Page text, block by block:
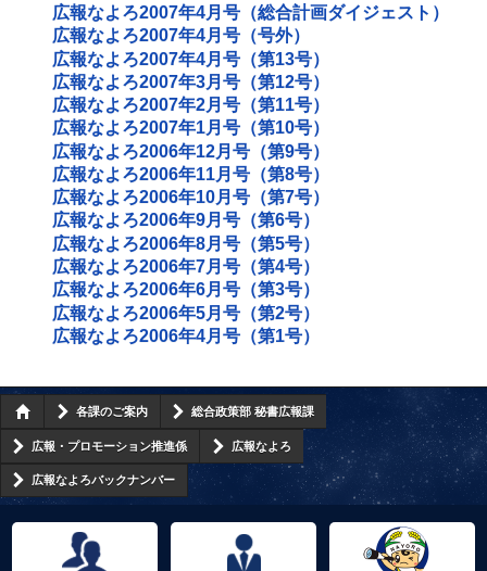
広報なよろ2007年4月号（総合計画ダイジェスト）
広報なよろ2007年4月号（号外）
広報なよろ2007年4月号（第13号）
広報なよろ2007年3月号（第12号）
広報なよろ2007年2月号（第11号）
広報なよろ2007年1月号（第10号）
広報なよろ2006年12月号（第9号）
広報なよろ2006年11月号（第8号）
広報なよろ2006年10月号（第7号）
広報なよろ2006年9月号（第6号）
広報なよろ2006年8月号（第5号）
広報なよろ2006年7月号（第4号）
広報なよろ2006年6月号（第3号）
広報なよろ2006年5月号（第2号）
広報なよろ2006年4月号（第1号）
各課のご案内 総合政策部 秘書広報課
広報・プロモーション推進係 広報なよろ
広報なよろバックナンバー